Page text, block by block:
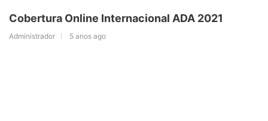
Cobertura Online Internacional ADA 2021
Administrador 5 anos ago